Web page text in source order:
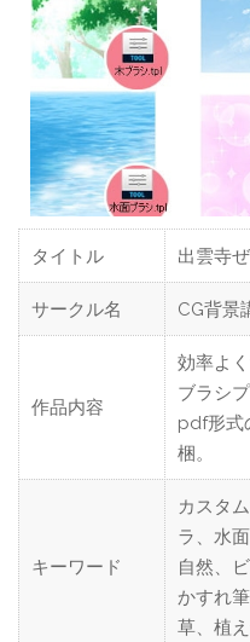
タイトル 出雲寺
サークル名 CG背景
作品内容
効率よ
ブラシ
pdf形式
梱。
キーワード
カスタ
ラ、水
自然、
かすれ
草、植